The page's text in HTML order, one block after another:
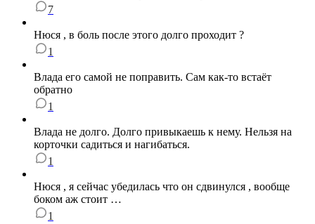
7
Нюся , в боль после этого долго проходит ?
1
Влада его самой не поправить. Сам как-то встаёт
обратно
1
Влада не долго. Долго привыкаешь к нему. Нельзя на
корточки садиться и нагибаться.
1
Нюся , я сейчас убедилась что он сдвинулся , вообще
боком аж стоит …
1